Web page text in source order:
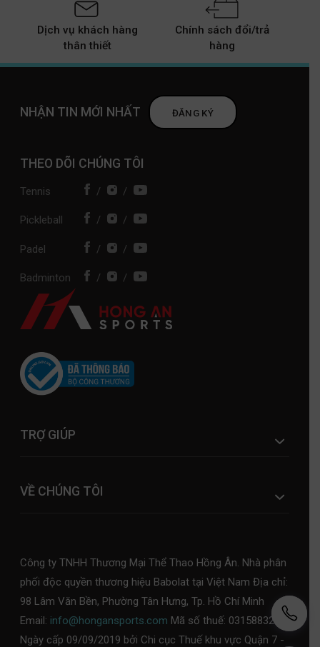
Dịch vụ khách hàng
thân thiết
Chính sách đổi/trả
hàng
NHẬN TIN MỚI NHẤT ĐĂNG KÝ
THEO DÕI CHÚNG TÔI
Tennis / /
Pickleball / /
Padel / /
Badminton / /
TRỢ GIÚP
VỀ CHÚNG TÔI
Công ty TNHH Thương Mại Thể Thao Hồng Ân. Nhà phân
phối độc quyền thương hiệu Babolat tại Việt Nam Địa chỉ:
98 Lâm Văn Bền, Phường Tân Hưng, Tp. Hồ Chí Minh
Email: info@hongansports.com Mã số thuế: 0315883253,
Ngày cấp 09/09/2019 bởi Chi cục Thuế khu vực Quận 7 -